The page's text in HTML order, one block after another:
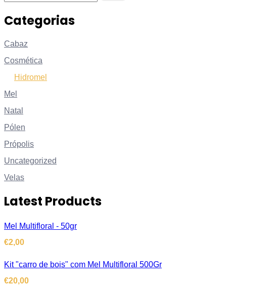
Categorias
Cabaz
Cosmética
Hidromel
Mel
Natal
Pólen
Própolis
Uncategorized
Velas
Latest Products
Mel Multifloral - 50gr
€2,00
Kit "carro de bois" com Mel Multifloral 500Gr
€20,00